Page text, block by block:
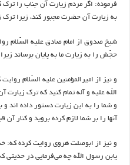
فرموده: اگر مردم زيارت آن جناب را ترك
به زيارت آن حضرت مجبور كند، زيرا
شيخ صدوق از امام‏ صادق عليه السّلام
حجّش را به زيارت ما به پايان برساند
و نيز از اميرالمؤمنين عليه السّلام
اللّه عليه و آله تمام كنيد كه ترك
و شما را به اين زيارت دستور داده ‏اند
آنها را بر شما لازم كرده برويد و كنار
و نيز از ابوصلت هروى روايت كرده
يابن رسول الله چه می‌‏فرمايى در حديثى